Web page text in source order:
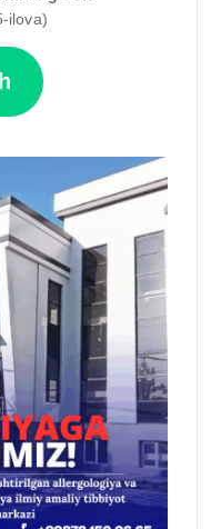
ilova)